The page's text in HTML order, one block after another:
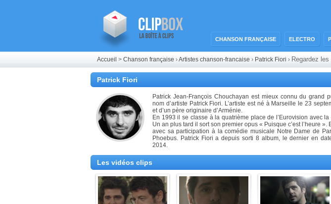
CHANSON FRANÇAISE ELECTRO
Accueil > Chanson française ›Artistes chanson-francaise › Patrick Fiori › Regardez
française de Patrick Fiori
Patrick Fiori
Patrick Jean-François Chouchayan est mieux connu du grand
nom d’artiste Patrick Fiori. L’artiste est né à Marseille le 23
et d’un père originaire d’Arménie.
En 1993 il se classe à la quatrième place de l’Eurovision avec
Un an plus tard il sort son premier opus « Puisque c’est l’heure ».
avec sa participation à la comédie musicale Notre Dame de
Phoebus. Patrick Fiori a depuis sorti 8 album, le dernier en
2014.
Les vidéos clips